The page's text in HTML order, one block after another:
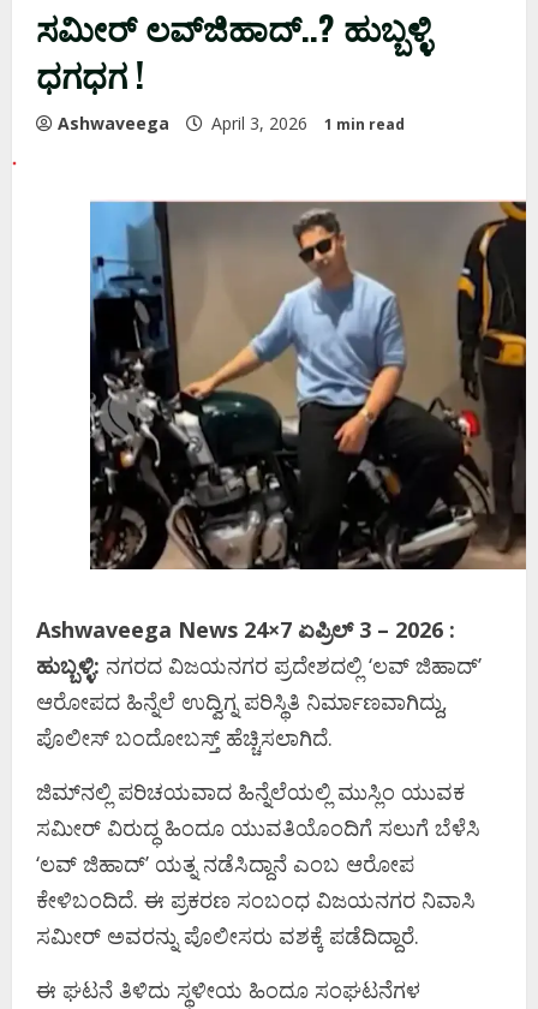
ಸಮೀರ್‌ ಲವ್‌ಜಿಹಾದ್..? ಹುಬ್ಬಳ್ಳಿ
ಧಗಧಗ !
Ashwaveega April 3, 2026 1 min read
Ashwaveega News 24×7 ಏಪ್ರಿಲ್‌ 3 – 2026 :
ಹುಬ್ಬಳ್ಳಿ: ನಗರದ ವಿಜಯನಗರ ಪ್ರದೇಶದಲ್ಲಿ ‘ಲವ್ ಜಿಹಾದ್’
ಆರೋಪದ ಹಿನ್ನೆಲೆ ಉದ್ವಿಗ್ನ ಪರಿಸ್ಥಿತಿ ನಿರ್ಮಾಣವಾಗಿದ್ದು,
ಪೊಲೀಸ್ ಬಂದೋಬಸ್ತ್ ಹೆಚ್ಚಿಸಲಾಗಿದೆ.
ಜಿಮ್‌ನಲ್ಲಿ ಪರಿಚಯವಾದ ಹಿನ್ನೆಲೆಯಲ್ಲಿ ಮುಸ್ಲಿಂ ಯುವಕ
ಸಮೀರ್ ವಿರುದ್ಧ ಹಿಂದೂ ಯುವತಿಯೊಂದಿಗೆ ಸಲುಗೆ ಬೆಳೆಸಿ
‘ಲವ್ ಜಿಹಾದ್’ ಯತ್ನ ನಡೆಸಿದ್ದಾನೆ ಎಂಬ ಆರೋಪ
ಕೇಳಿಬಂದಿದೆ. ಈ ಪ್ರಕರಣ ಸಂಬಂಧ ವಿಜಯನಗರ ನಿವಾಸಿ
ಸಮೀರ್ ಅವರನ್ನು ಪೊಲೀಸರು ವಶಕ್ಕೆ ಪಡೆದಿದ್ದಾರೆ.
ಈ ಘಟನೆ ತಿಳಿದು ಸ್ಥಳೀಯ ಹಿಂದೂ ಸಂಘಟನೆಗಳ